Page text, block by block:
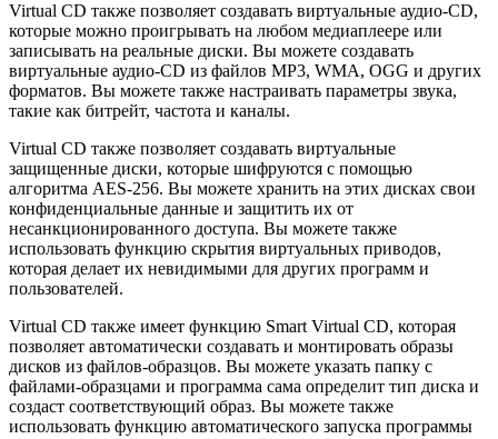
Virtual CD также позволяет создавать виртуальные аудио-CD,
которые можно проигрывать на любом медиаплеере или
записывать на реальные диски. Вы можете создавать
виртуальные аудио-CD из файлов MP3, WMA, OGG и других
форматов. Вы можете также настраивать параметры звука,
такие как битрейт, частота и каналы.
Virtual CD также позволяет создавать виртуальные
защищенные диски, которые шифруются с помощью
алгоритма AES-256. Вы можете хранить на этих дисках свои
конфиденциальные данные и защитить их от
несанкционированного доступа. Вы можете также
использовать функцию скрытия виртуальных приводов,
которая делает их невидимыми для других программ и
пользователей.
Virtual CD также имеет функцию Smart Virtual CD, которая
позволяет автоматически создавать и монтировать образы
дисков из файлов-образцов. Вы можете указать папку с
файлами-образцами и программа сама определит тип диска и
создаст соответствующий образ. Вы можете также
использовать функцию автоматического запуска программы